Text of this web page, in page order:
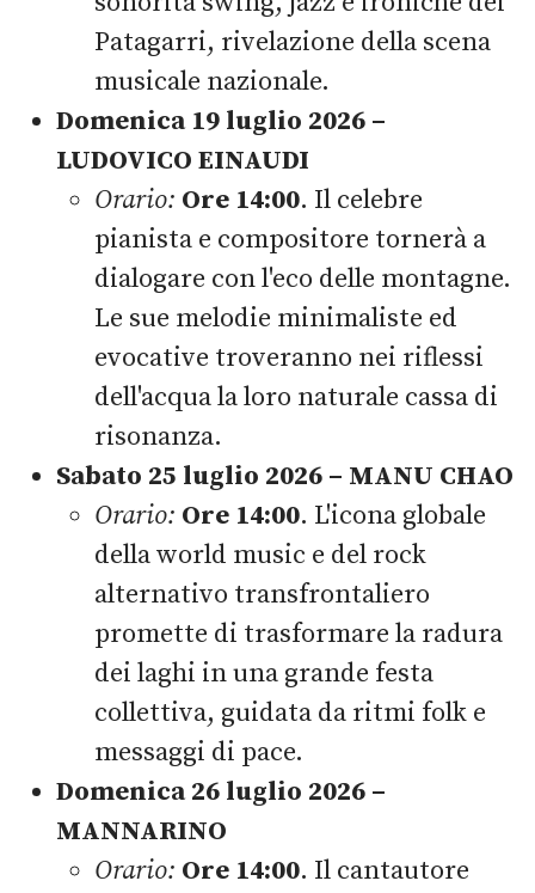
Patagarri, rivelazione della scena
musicale nazionale.
Domenica 19 luglio 2026 –
LUDOVICO EINAUDI
Orario: Ore 14:00. Il celebre
pianista e compositore tornerà a
dialogare con l'eco delle montagne.
Le sue melodie minimaliste ed
evocative troveranno nei riflessi
dell'acqua la loro naturale cassa di
risonanza.
Sabato 25 luglio 2026 – MANU CHAO
Orario: Ore 14:00. L'icona globale
della world music e del rock
alternativo transfrontaliero
promette di trasformare la radura
dei laghi in una grande festa
collettiva, guidata da ritmi folk e
messaggi di pace.
Domenica 26 luglio 2026 –
MANNARINO
Orario: Ore 14:00. Il cantautore